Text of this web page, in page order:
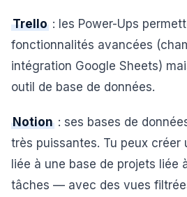
Trello : les Power-Ups
fonctionnalités avancées
intégration Google Sheets)
outil de base de données.
Notion : ses bases de
très puissantes. Tu peux créer
liée à une base de projets liée
tâches — avec des vues